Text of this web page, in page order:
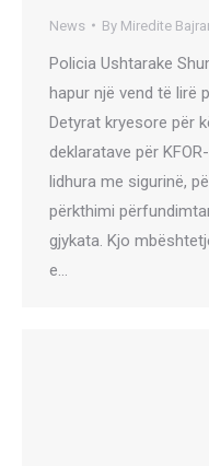
News By Miredite
Policia Ushtarake
hapur një vend të lirë
Detyrat kryesore për
deklaratave për
lidhura me sigurinë,
përkthimi
gjykata. Kjo
e…